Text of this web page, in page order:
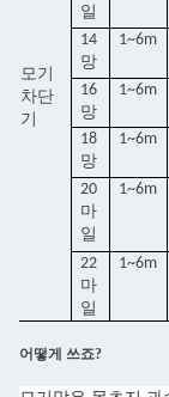
모기
차단
기
일
14
망
1~6m
16
망
1~6m
18
망
1~6m
20
마
일
1~6m
22
마
일
1~6m
어떻게 쓰죠?